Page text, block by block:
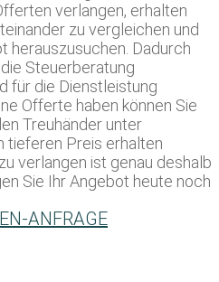
verlangen, erhalten
zu vergleichen und
herauszusuchen. Dadurch
Steuerberatung
für die Dienstleistung
Offerte haben können Sie
Treuhänder unter
tieferen Preis erhalten
verlangen ist genau deshalb
Sie Ihr Angebot heute noch
ANFRAGE